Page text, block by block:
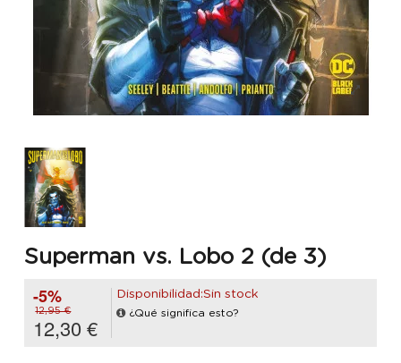
Superman vs. Lobo 2 (de 3)
-5%
12,95 €
12,30 €
Disponibilidad:Sin stock
¿Qué significa esto?